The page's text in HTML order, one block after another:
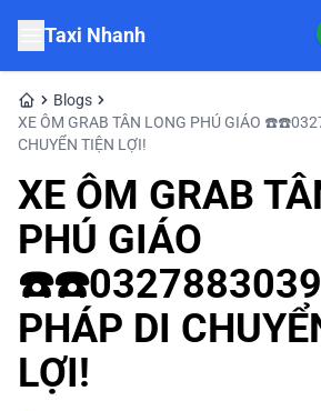
Taxi Nhanh
Blogs
XE ÔM GRAB TÂN LONG PHÚ GIÁO
CHUYỂN TIỆN LỢI!
XE ÔM GRAB
PHÚ GIÁO
☎️☎️0327883039
PHÁP DI
LỢI!